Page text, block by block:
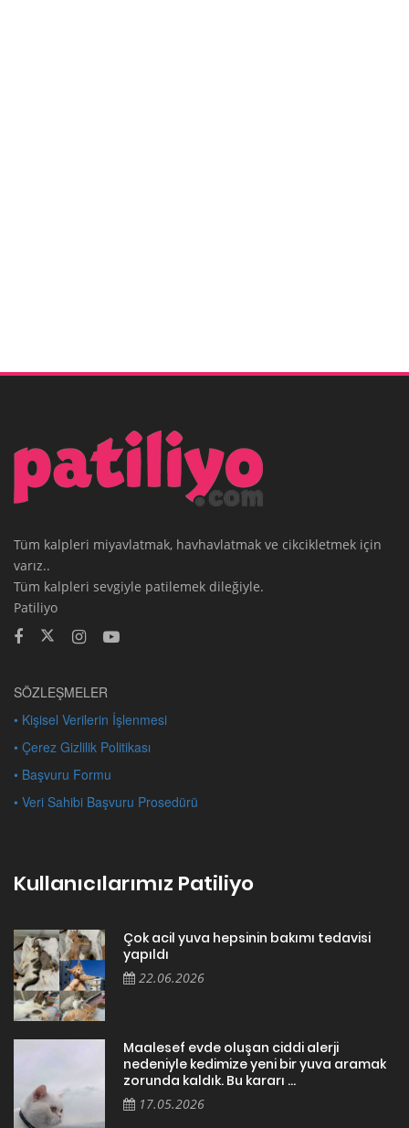
Tüm kalpleri miyavlatmak, havhavlatmak ve cikcikletmek için
varız..
Tüm kalpleri sevgiyle patilemek dileğiyle.
Patiliyo
SÖZLEŞMELER
• Kişisel Verilerin İşlenmesi
• Çerez Gizlilik Politikası
• Başvuru Formu
• Veri Sahibi Başvuru Prosedürü
Kullanıcılarımız Patiliyo
Çok acil yuva hepsinin bakımı tedavisi
yapıldı
22.06.2026
Maalesef evde oluşan ciddi alerji
nedeniyle kedimize yeni bir yuva aramak
zorunda kaldık. Bu kararı ...
17.05.2026